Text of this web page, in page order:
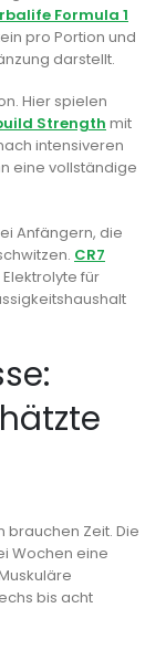
Formula 1
pro Portion und
darstellt.
Hier spielen
Strength mit
intensiveren
eine vollständige
Anfängern, die
CR7
für
brauchen Zeit. Die
Wochen eine
bis acht